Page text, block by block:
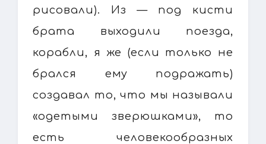
рисовали). Из — под кисти
брата выходили поезда,
корабли, я же (если только не
брался ему подражать)
создавал то, что мы называли
«одетыми зверюшками», то
есть человекообразных